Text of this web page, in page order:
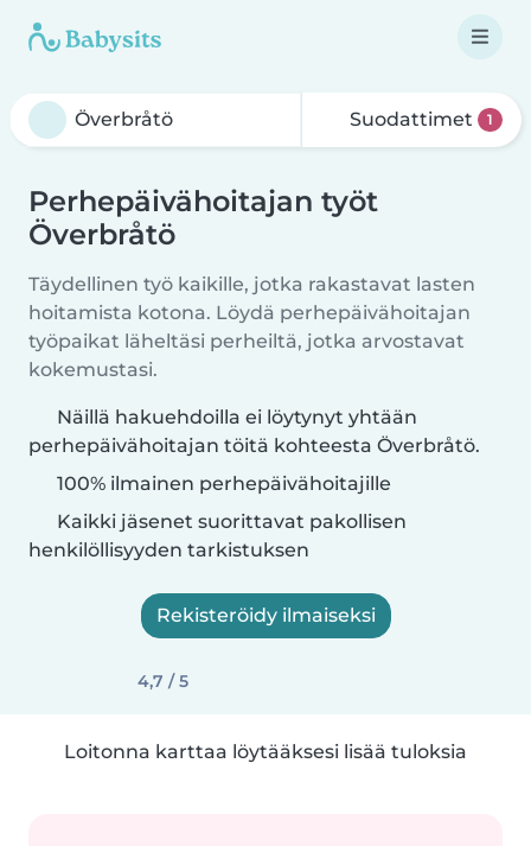
Suodattimet 1
Perhepäivähoitajan työt
Överbråtö
Täydellinen työ kaikille, jotka rakastavat lasten
hoitamista kotona. Löydä perhepäivähoitajan
työpaikat läheltäsi perheiltä, jotka arvostavat
kokemustasi.
Näillä hakuehdoilla ei löytynyt yhtään
perhepäivähoitajan töitä kohteesta Överbråtö.
100% ilmainen perhepäivähoitajille
Kaikki jäsenet suorittavat pakollisen
henkilöllisyyden tarkistuksen
Rekisteröidy ilmaiseksi
4,7 / 5
Loitonna karttaa löytääksesi lisää tuloksia